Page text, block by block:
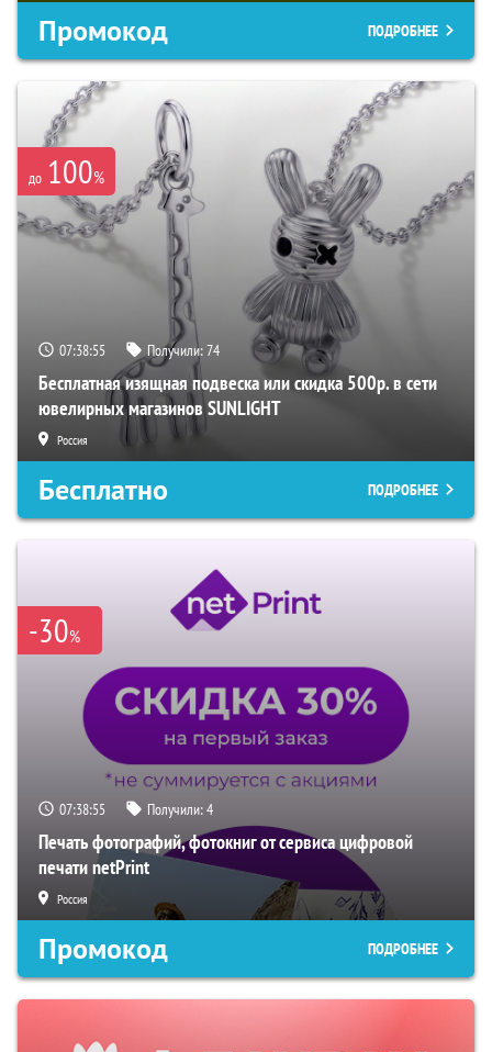
Промокод ПОДРОБНЕЕ
до 100%
07:38:54 Получили:74
Бесплатная изящная подвеска или скидка 500р. в сети
ювелирных магазинов SUNLIGHT
Россия
Бесплатно ПОДРОБНЕЕ
-30%
07:38:54 Получили:4
Печать фотографий, фотокниг от сервиса цифровой
печати netPrint
Россия
Промокод ПОДРОБНЕЕ